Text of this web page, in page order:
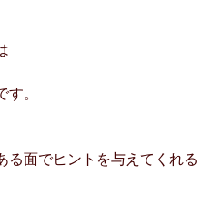
。
る面でヒントを与えてくれる